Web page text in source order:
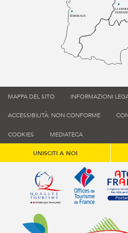
BORDEAUX
FERRAND
MAPPA DEL SITO INFORMAZIONI
ACCESSIBILITÀ: NON CONFORME
COOKIES MEDIATECA
UNISCITI A NOI
Qualité tourisme (s'ouvre
Office de
Annemasse Agglo (s'ouvre